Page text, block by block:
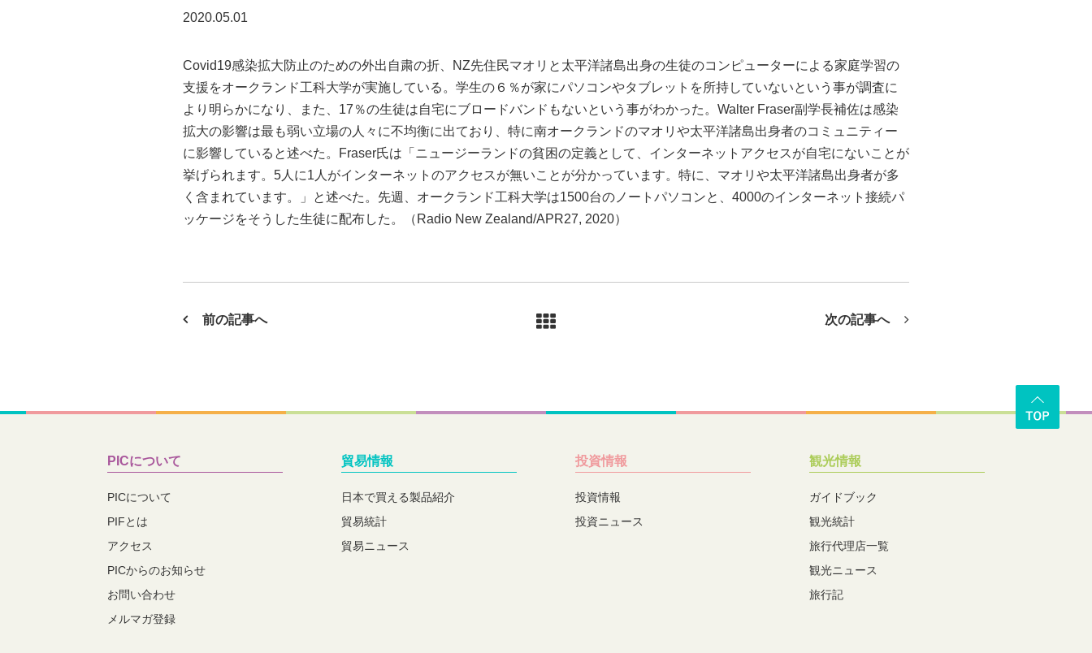
2020.05.01
Covid19感染拡大防止のための外出自粛の折、NZ先住民マオリと太平洋諸島出身の生徒のコンピューターによる家庭学習の
支援をオークランド工科大学が実施している。学生の６％が家にパソコンやタブレットを所持していないという事が調査に
より明らかになり、また、17％の生徒は自宅にブロードバンドもないという事がわかった。Walter Fraser副学長補佐は感染
拡大の影響は最も弱い立場の人々に不均衡に出ており、特に南オークランドのマオリや太平洋諸島出身者のコミュニティー
に影響していると述べた。Fraser氏は「ニュージーランドの貧困の定義として、インターネットアクセスが自宅にないことが
挙げられます。5人に1人がインターネットのアクセスが無いことが分かっています。特に、マオリや太平洋諸島出身者が多
く含まれています。」と述べた。先週、オークランド工科大学は1500台のノートパソコンと、4000のインターネット接続パ
ッケージをそうした生徒に配布した。（Radio New Zealand/APR27, 2020）
前の記事へ 次の記事へ
PICについて
PICについて
PIFとは
アクセス
PICからのお知らせ
お問い合わせ
メルマガ登録
貿易情報
日本で買える製品紹介
貿易統計
貿易ニュース
投資情報
投資情報
投資ニュース
観光情報
ガイドブック
観光統計
旅行代理店一覧
観光ニュース
旅行記